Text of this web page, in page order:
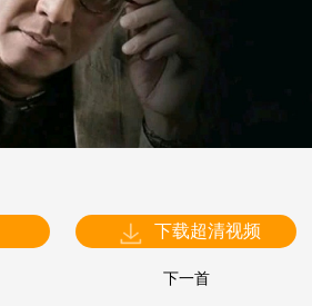
下载超清视频
下一首